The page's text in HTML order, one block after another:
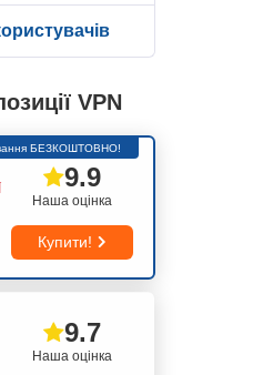
VPN
БЕЗКОШТОВНО!
Наша оцінка
9.9
Купити!
Наша оцінка
9.7